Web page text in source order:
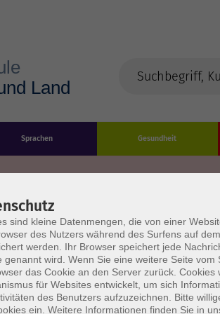
Sprachen Gesundheit
Impressum
sind kleine Datenmengen, die von einer
des Nutzers während des Surfens auf
werden. Ihr Browser speichert jede
genannt wird. Wenn Sie eine weitere Seite
das Cookie an den Server zurück. Cookies
für Websites entwickelt, um sich
des Benutzers aufzuzeichnen. Bitte
ein. Weitere Informationen finden Sie in